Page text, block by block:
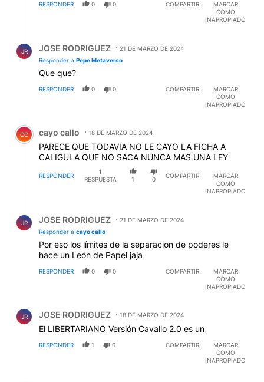
RESPONDER 0 0 COMPARTIR
MARCAR
COMO
INAPROPIADO
JR JOSE RODRIGUEZ
21 DE MARZO DE 2024
Responder a Pepe Metaverso
Que que?
RESPONDER 0 0 COMPARTIR
MARCAR
COMO
INAPROPIADO
Comentario de cayo callo.
CC cayo callo 18 DE MARZO DE 2024
PARECE QUE TODAVIA NO LE CAYO LA FICHA A
CALIGULA QUE NO SACA NUNCA MAS UNA LEY
RESPONDER
1
RESPUESTA
1 0
COMPARTIR
MARCAR
COMO
INAPROPIADO
JR JOSE RODRIGUEZ
21 DE MARZO DE 2024
Responder a cayo callo
Por eso los límites de la separacion de poderes le
hace un León de Papel jaja
RESPONDER 0 0 COMPARTIR
MARCAR
COMO
INAPROPIADO
JR JOSE RODRIGUEZ 18 DE MARZO DE 2024
El LIBERTARIANO Versión Cavallo 2.0 es un
RESPONDER 1 0 COMPARTIR
MARCAR
COMO
INAPROPIADO